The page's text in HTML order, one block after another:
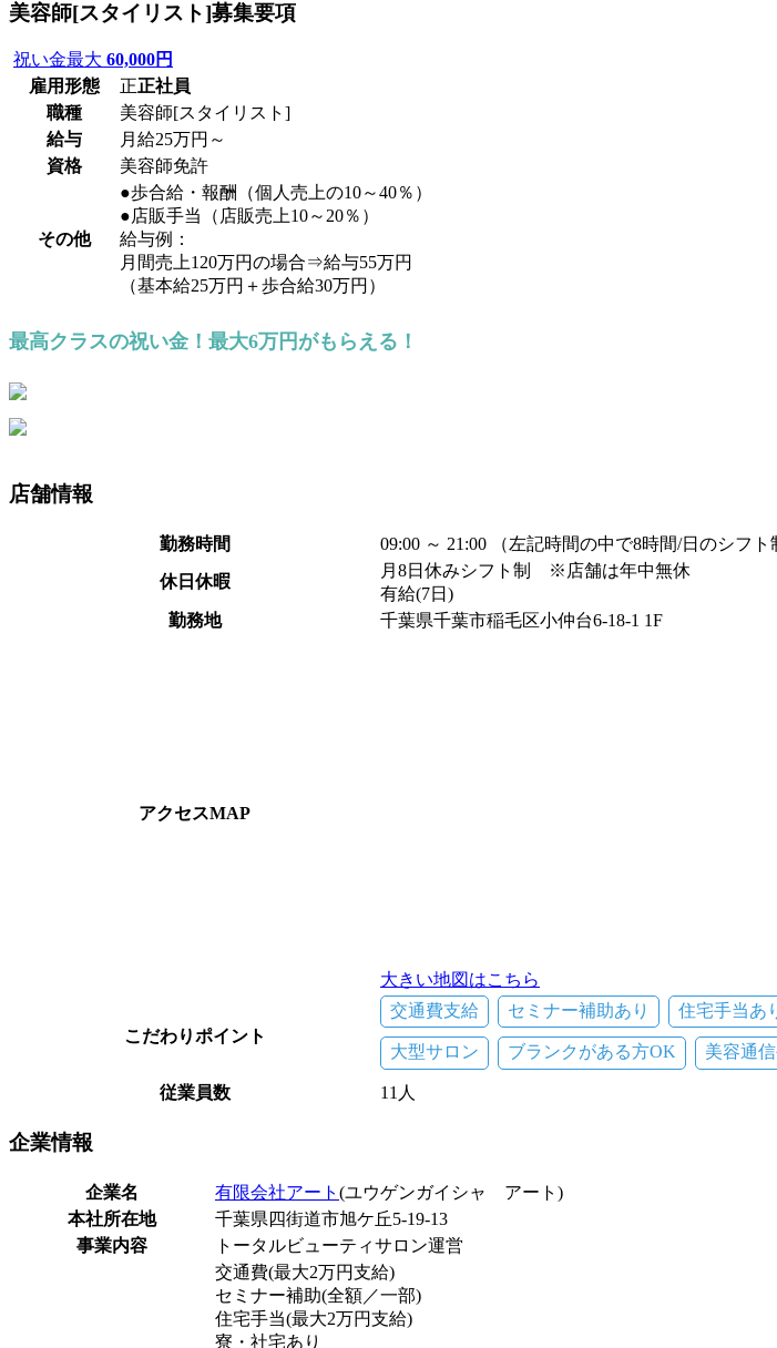
美容師[スタイリスト]募集要項
祝い金最大 60,000円
雇用形態
正正社員
職種
美容師[スタイリスト]
給与
月給25万円～
資格
美容師免許
その他
●歩合給・報酬（個人売上の10～40％）
●店販手当（店販売上10～20％）
給与例：
月間売上120万円の場合⇒給与55万円
（基本給25万円＋歩合給30万円）
最高クラスの祝い金！最大6万円がもらえる！
店舗情報
勤務時間
09:00 ～ 21:00 （左記時間の中で8時間/日のシフト
休日休暇
月8日休みシフト制 ※店舗は年中無休
有給(7日)
勤務地
千葉県千葉市稲毛区小仲台6-18-1 1F
アクセスMAP
大きい地図はこちら
こだわりポイント
交通費支給 セミナー補助あり 住宅手当あ
大型サロン ブランクがある方OK 美容通
従業員数 11人
企業情報
企業名 有限会社アート (ユウゲンガイシャ アート)
本社所在地
千葉県四街道市旭ケ丘5-19-13
事業内容
トータルビューティサロン運営
交通費(最大2万円支給)
セミナー補助(全額／一部)
住宅手当(最大2万円支給)
寮・社宅あり